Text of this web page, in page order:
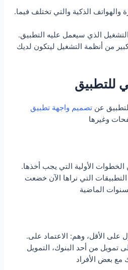
.توجد أنواع مختلفة من الأجهزة والهواتف الذكية والتي تختلف فيما
.لذا لا بد من تحديد نوع نظام التشغيل الذي سيعمل عليه التطبيق
من أنظمة التشغيل ليتكون لديك
للتطبيق
عنتصميم واجهة تطبيق
وغيرها
.اختيار اسم التطبيق ليس من الخطوات الأولية التي يجب أخذها
التي نراها الآن خضعت
الماضية
.تمويل التطبيق يتم بثلاثة حلول على الأقل، وهم: الاعتماد على
تمويل من أحد البنوك، التمويل
بعض الأفراد